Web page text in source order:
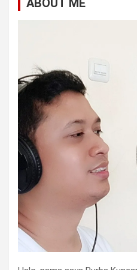
ABOUT ME